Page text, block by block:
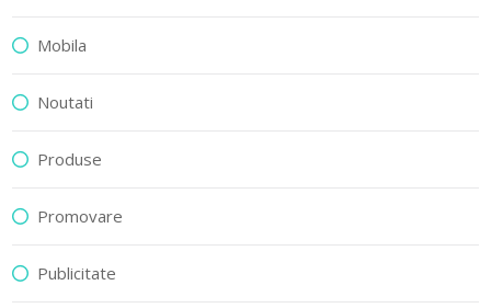
Mobila
Noutati
Produse
Promovare
Publicitate